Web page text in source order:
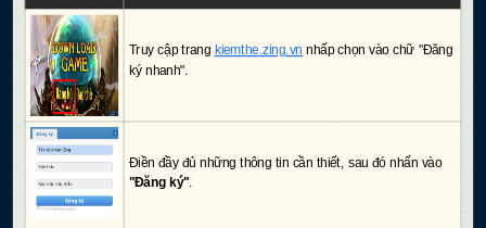
Truy cập trang kiemthe.zing.vn nhấp chọn vào chữ "Đăng
ký nhanh".
Điền đầy đủ những thông tin cần thiết, sau đó nhấn vào
"Đăng ký".